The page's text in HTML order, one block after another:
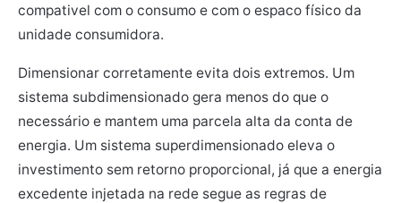
compativel com o consumo e com o espaco físico da
unidade consumidora.
Dimensionar corretamente evita dois extremos. Um
sistema subdimensionado gera menos do que o
necessário e mantem uma parcela alta da conta de
energia. Um sistema superdimensionado eleva o
investimento sem retorno proporcional, já que a energia
excedente injetada na rede segue as regras de